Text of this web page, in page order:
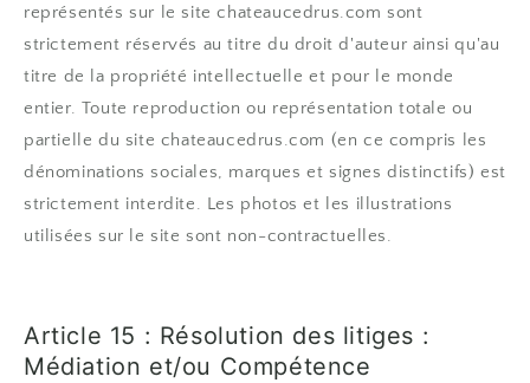
représentés sur le site chateaucedrus.com sont
strictement réservés au titre du droit d'auteur ainsi qu'au
titre de la propriété intellectuelle et pour le monde
entier. Toute reproduction ou représentation totale ou
partielle du site chateaucedrus.com (en ce compris les
dénominations sociales, marques et signes distinctifs) est
strictement interdite. Les photos et les illustrations
utilisées sur le site sont non-contractuelles.
Article 15 : Résolution des litiges :
Médiation et/ou Compétence